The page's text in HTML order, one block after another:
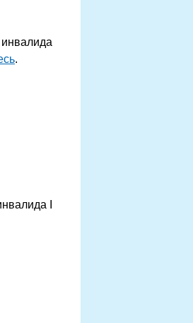
.
I